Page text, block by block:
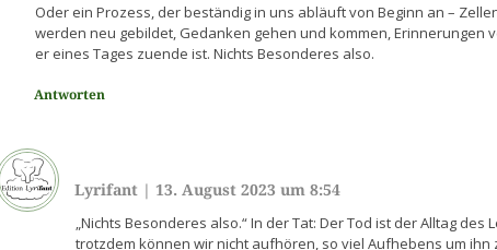
Oder ein Prozess, der beständig in uns abläuft von Beginn an –
werden neu gebildet, Gedanken gehen und kommen, Erinnerungen
er eines Tages zuende ist. Nichts Besonderes also.
Antworten
Lyrifant | 13. August 2023 um 8:54
„Nichts Besonderes also.“ In der Tat: Der Tod ist der Alltag des
trotzdem können wir nicht aufhören, so viel Aufhebens um ihn